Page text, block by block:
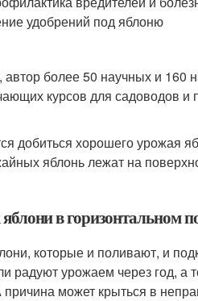
удобрений под яблоню
автор более 50 научных и
курсов для садоводов и
добиться хорошего урожая
яблонь лежат на
в горизонтальном
которые и поливают, и
радуют урожаем через год, а
может крыться в